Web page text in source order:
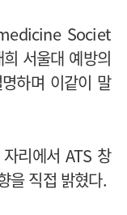
Societ
서울대 예방의
하며 이같이 말
리에서 ATS 창
을 직접 밝혔다.